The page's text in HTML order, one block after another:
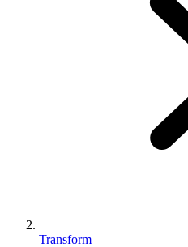
Transform